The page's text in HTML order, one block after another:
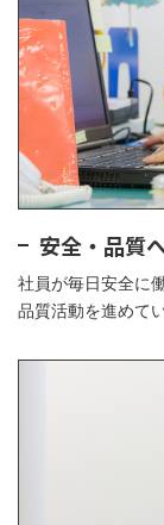
安全・品質
社員が毎日安全に
品質活動を進めて